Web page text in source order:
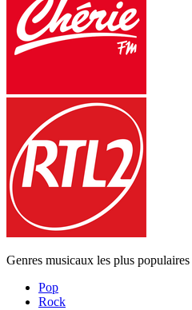
Genres musicaux les plus populaires
Pop
Rock